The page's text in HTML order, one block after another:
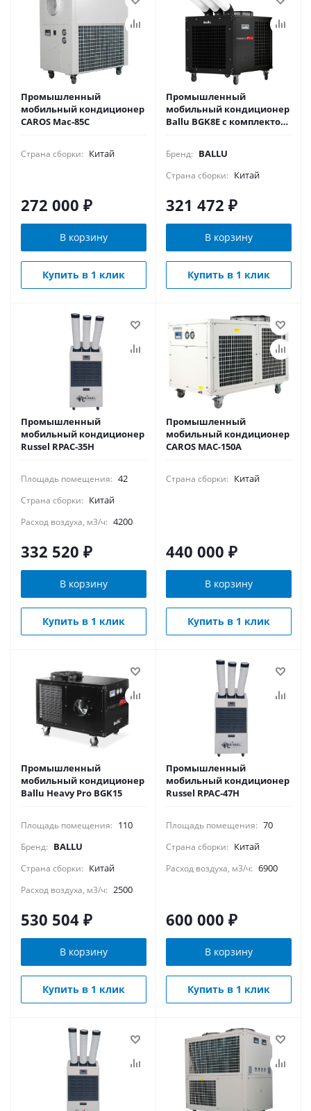
Промышленный
мобильный кондиционер
CAROS Mac-85С
Страна сборки: Китай
272 000 ₽
В корзину
Купить в 1 клик
Промышленный
мобильный кондиционер
Ballu BGK8E с комплектом
Бренд: BALLU
Страна сборки: Китай
321 472 ₽
В корзину
Купить в 1 клик
Промышленный
мобильный кондиционер
Russel RPAC-35H
Площадь помещения: 42
Страна сборки: Китай
Расход воздуха, м3/ч: 4200
332 520 ₽
В корзину
Купить в 1 клик
Промышленный
мобильный кондиционер
CAROS MAC-150A
Страна сборки: Китай
440 000 ₽
В корзину
Купить в 1 клик
Промышленный
мобильный кондиционер
Ballu Heavy Pro BGK15
Площадь помещения: 110
Бренд: BALLU
Страна сборки: Китай
Расход воздуха, м3/ч: 2500
530 504 ₽
В корзину
Купить в 1 клик
Промышленный
мобильный кондиционер
Russel RPAC-47H
Площадь помещения: 70
Страна сборки: Китай
Расход воздуха, м3/ч: 6900
600 000 ₽
В корзину
Купить в 1 клик